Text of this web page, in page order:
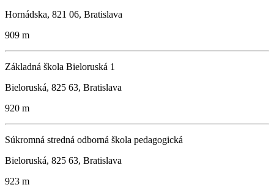
Hornádska, 821 06, Bratislava
909 m
Základná škola Bieloruská 1
Bieloruská, 825 63, Bratislava
920 m
Súkromná stredná odborná škola pedagogická
Bieloruská, 825 63, Bratislava
923 m